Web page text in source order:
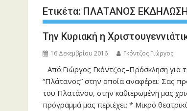
Ετικέτα: ΠΛΑΤΑΝΟΣ
Την Κυριακή η
16 Δεκεμβρίου 2016 Γκόντζος Γιώργος
Από:Γιώργος Γκόντζος–Πρόσκληση για
“Πλάτανος” στην οποία αναφέρει: Σας
του Πλατάνου, στην καθιερωμένη μας
πρόγραμμά μας περιέχει: * Μικρό